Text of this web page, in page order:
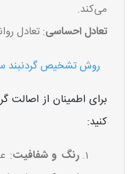
می‌کند.
تعادل احساسی: تعادل
روش تشخیص گردنبند
برای اطمینان از اصالت
کنید:
رنگ و شفافیت: